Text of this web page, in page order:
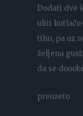
Dodati dve
uliti
tiho, pa uz
željena
da se
preuzeto